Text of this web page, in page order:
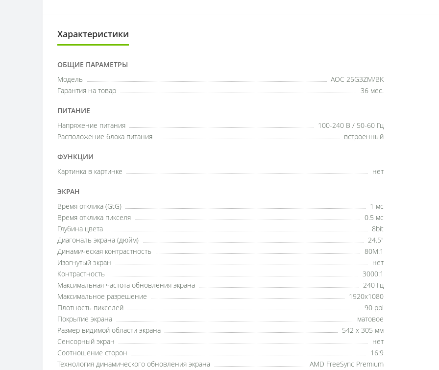
Характеристики
ОБЩИЕ ПАРАМЕТРЫ
Модель
AOC 25G3ZM/BK
Гарантия на товар
36 мес.
ПИТАНИЕ
Напряжение питания
100-240 В / 50-60 Гц
Расположение блока питания
встроенный
ФУНКЦИИ
Картинка в картинке нет
ЭКРАН
Время отклика (GtG)
1 мс
Время отклика пикселя
0.5 мс
Глубина цвета
8bit
Диагональ экрана (дюйм)
24.5"
Динамическая контрастность
80M:1
Изогнутый экран
нет
Контрастность
3000:1
Максимальная частота обновления экрана
240 Гц
Максимальное разрешение
1920x1080
Плотность пикселей
90 ppi
Покрытие экрана
матовое
Размер видимой области экрана
542 x 305 мм
Сенсорный экран
нет
Соотношение сторон
16:9
Технология динамического обновления экрана
AMD FreeSync Premium